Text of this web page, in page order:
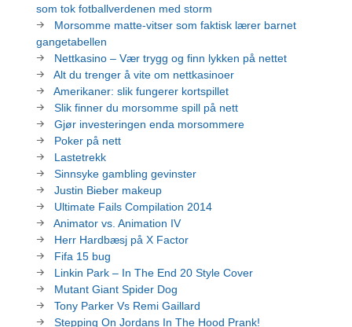
som tok fotballverdenen med storm
Morsomme matte-vitser som faktisk lærer barnet
gangetabellen
Nettkasino – Vær trygg og finn lykken på nettet
Alt du trenger å vite om nettkasinoer
Amerikaner: slik fungerer kortspillet
Slik finner du morsomme spill på nett
Gjør investeringen enda morsommere
Poker på nett
Lastetrekk
Sinnsyke gambling gevinster
Justin Bieber makeup
Ultimate Fails Compilation 2014
Animator vs. Animation IV
Herr Hardbæsj på X Factor
Fifa 15 bug
Linkin Park – In The End 20 Style Cover
Mutant Giant Spider Dog
Tony Parker Vs Remi Gaillard
Stepping On Jordans In The Hood Prank!